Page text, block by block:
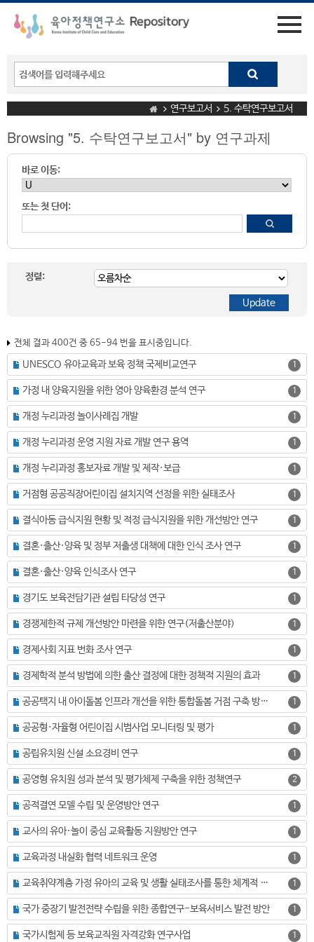
연구보고서 5. 수탁연구보고서
Browsing "5. 수탁연구보고서" by 연구과제
바로 이동:
또는 첫 단어:
정렬:
전체 결과 400건 중 65-94 번을 표시중입니다.
UNESCO 유아교육과 보육 정책 국제비교연구 1
가정 내 양육지원을 위한 영아 양육환경 분석 연구 1
개정 누리과정 놀이사례집 개발 1
개정 누리과정 운영 지원 자료 개발 연구 용역 1
개정 누리과정 홍보자료 개발 및 제작·보급 1
거점형 공공직장어린이집 설치지역 선정을 위한 실태조사 1
결식아동 급식지원 현황 및 적정 급식지원을 위한 개선방안 연구 1
결혼·출산·양육 및 정부 저출생 대책에 대한 인식 조사 연구 1
결혼·출산·양육 인식조사 연구 1
경기도 보육전담기관 설립 타당성 연구 1
경쟁제한적 규제 개선방안 마련을 위한 연구(저출산분야) 1
경제사회 지표 번화 조사 연구 1
경제학적 분석 방법에 의한 출산 결정에 대한 정책적 지원의 효과 1
공공택지 내 아이돌봄 인프라 개선을 위한 통합돌봄 거점 구축 방안 연구 1
공공형·자율형 어린이집 시범사업 모니터링 및 평가 1
공립유치원 신설 소요경비 연구 1
공영형 유치원 성과 분석 및 평가체제 구축을 위한 정책연구 2
공적결연 모델 수립 및 운영방안 연구 1
교사의 유아·놀이 중심 교육활동 지원방안 연구 1
교육과정 내실화 협력 네트워크 운영 1
교육취약계층 가정 유아의 교육 및 생활 실태조사를 통한 체계적 지원 방안 연구 1
국가 중장기 발전전략 수립을 위한 종합연구-보육서비스 발전 방안 1
국가시험제 등 보육교직원 자격강화 연구사업 1